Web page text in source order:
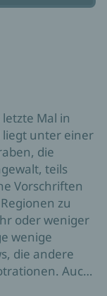
Mal in
liegt unter einer
die
teils
Vorschriften
zu
oder weniger
wenige
die andere
Auch